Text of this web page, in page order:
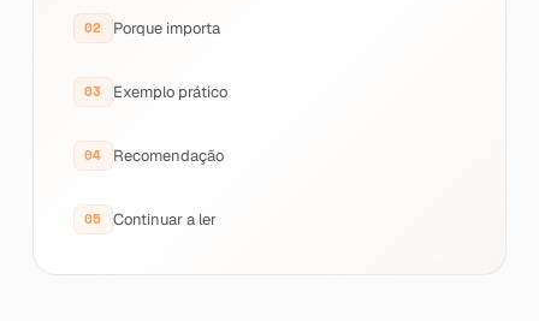
Porque importa
Exemplo prático
Recomendação
Continuar a ler